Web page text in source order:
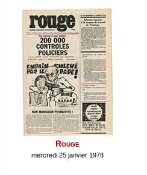
Rouge
mercredi 25 janvier 1978